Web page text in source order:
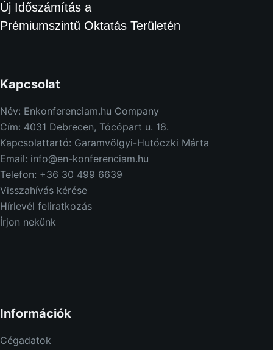
Új Időszámítás a
Prémiumszintű Oktatás Területén
Kapcsolat
Név: Enkonferenciam.hu Company
Cím: 4031 Debrecen, Tócópart u. 18.
Kapcsolattartó: Garamvölgyi-Hutóczki Márta
Email: info@en-konferenciam.hu
Telefon: +36 30 499 6639
Visszahívás kérése
Hírlevél feliratkozás
Írjon nekünk
Információk
Cégadatok